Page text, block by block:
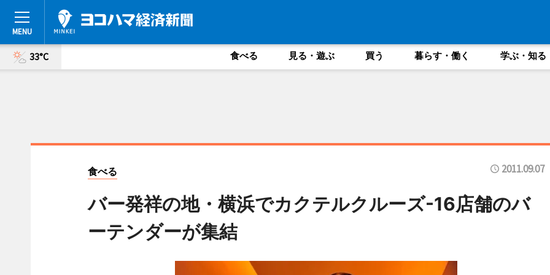
33°C 食べる 見る・遊ぶ 買う 暮らす・働く 学ぶ・知る
食べる 2011.09.07
バー発祥の地・横浜でカクテルクルーズ-16店舗のバ
ーテンダーが集結